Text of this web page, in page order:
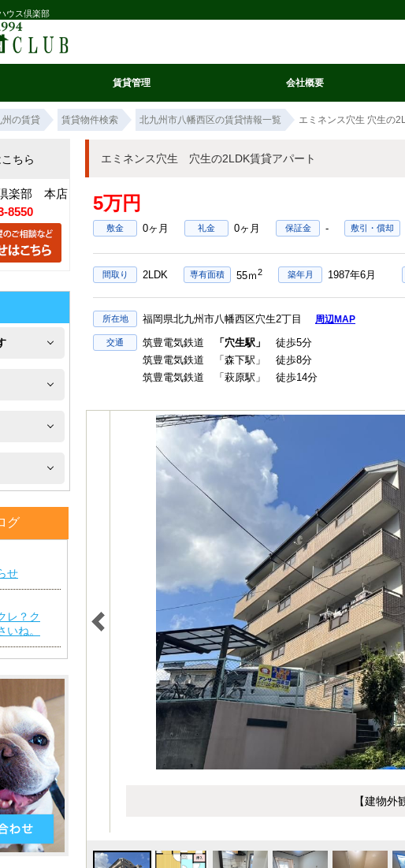
ウス倶楽部
賃貸管理 会社概要
州の賃貸 賃貸物件検索 北九州市八幡西区の賃貸情報一覧 エミネンス穴生 穴生の
エミネンス穴生 穴生の2LDK賃貸アパート
5万円
敷金 0ヶ月 礼金 0ヶ月 保証金 - 敷引・償却
間取り 2LDK 専有面積 55ｍ2 築年月 1987年6月
所在地 福岡県北九州市八幡西区穴生2丁目 周辺MAP
交通 筑豊電気鉄道 「穴生駅」
徒歩5分
筑豊電気鉄道 「森下駅」 徒歩8分
筑豊電気鉄道 「萩原駅」 徒歩14分
【建物
ちら
楽部 本店
8550
グ